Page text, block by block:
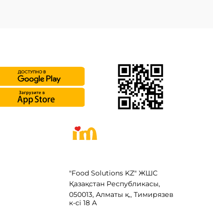
"Food Solutions KZ" ЖШС
Қазақстан Республикасы,
050013, Алматы қ., Тимирязев
к-сі 18 А